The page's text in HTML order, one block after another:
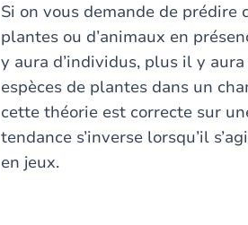
Si on vous demande de prédire
plantes ou d’animaux en
y aura d’individus, plus il y
espèces de plantes dans un
cette théorie est correcte sur
tendance s’inverse lorsqu’il
en jeux.